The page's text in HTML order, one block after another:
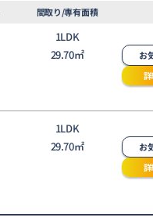
間取り/専有面積
1LDK
29.70㎡
お
1LDK
29.70㎡
お